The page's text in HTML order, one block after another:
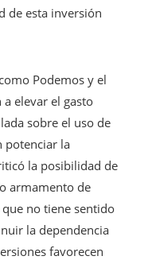
de esta inversión
Podemos y el
elevar el gasto
sobre el uso de
potenciar la
la posibilidad de
armamento de
no tiene sentido
la dependencia
favorecen